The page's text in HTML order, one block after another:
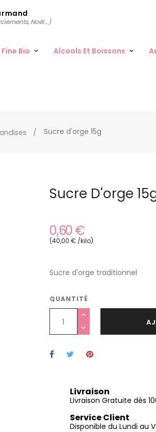
Noël...)
Bio Alcools Et Boissons
Sucre d'orge 15g
Sucre D'orge
0,60 €
(40,00 € /kilo)
Sucre d'orge traditionnel
QUANTITÉ
Livraison
Livraison Gratuite dès
Service Client
Disponible du Lundi au